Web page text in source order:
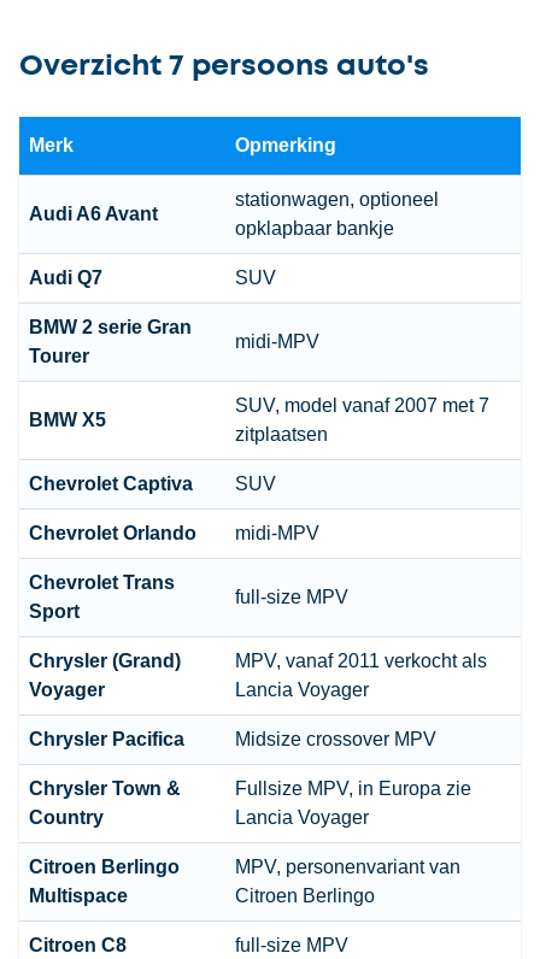
Overzicht 7 persoons auto's
Merk Opmerking
AudiA6Avant
stationwagen, optioneel
opklapbaar bankje
Audi Q7 SUV
BMW 2 serie Gran
Tourer
midi-MPV
BMW X5
SUV, model vanaf 2007 met 7
zitplaatsen
Chevrolet Captiva SUV
Chevrolet Orlando midi-MPV
Chevrolet Trans
Sport
full-size MPV
Chrysler (Grand)
Voyager
MPV, vanaf 2011 verkocht als
Lancia Voyager
Chrysler Pacifica Midsize crossover MPV
Chrysler Town &
Country
Fullsize MPV, in Europa zie
Lancia Voyager
Citroen Berlingo
Multispace
MPV, personenvariant van
Citroen Berlingo
Citroen C8 full-size MPV